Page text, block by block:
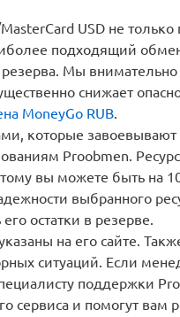
USD не
подходящий
Мы
снижает
MoneyGo RUB.
которые
Proobmen.
вы можете быть на
выбранного
остатки в резерве.
на его сайте.
ситуаций. Если
поддержки
сервиса и помогут вам